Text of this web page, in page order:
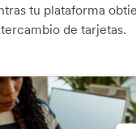
tu plataforma
de tarjetas.